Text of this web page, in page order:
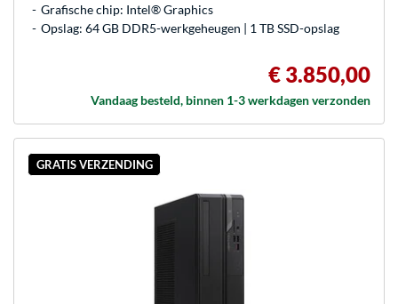
Grafische chip: Intel® Graphics
Opslag: 64 GB DDR5-werkgeheugen | 1 TB SSD-opslag
€ 3.850,00
Vandaag besteld, binnen 1-3 werkdagen verzonden
GRATIS VERZENDING